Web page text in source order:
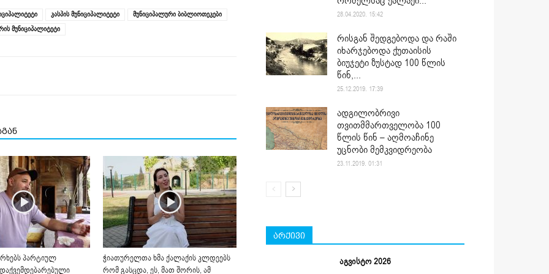
კასპის მუნიციპალიტეტი
მუნიციპალური ბიბლიოთეკები
მუნიციპალიტეტი
პარტიულ
ჭიათურელთა ხმა ქალაქის კლდეებს
რომ გასცდა, ეს, მათ შორის, ამ
28.04.2020. 15:42
რისგან შედგებოდა და რაში
იხარჯებოდა ქუთაისის
ბიუჯეტი ზუსტად 100 წლის
წინ,...
25.12.2019. 17:39
ადგილობრივი
თვითმმართველობა 100
წლის წინ – აღმოაჩინე
უცნობი მემკვიდრეობა
23.11.2019. 01:31
არქივი
აგვისტო 2026